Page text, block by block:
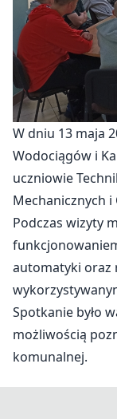
W dniu 13 maja
Wodociągów i
uczniowie
Mechanicznych i
Podczas wizyty
automatyki oraz
Spotkanie było
możliwością
komunalnej.